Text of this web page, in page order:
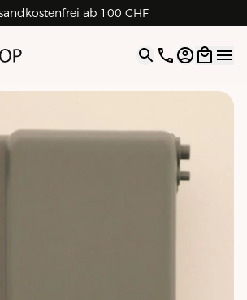
ab 100 CHF
4.9| 5.0 Google
Open